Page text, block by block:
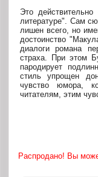
Это
литературе". Сам
лишен всего, но
достоинство
диалоги романа
страха. При этом
пародирует
стиль упрощен
чувство юмора,
читателям, этим
Распродано! Вы